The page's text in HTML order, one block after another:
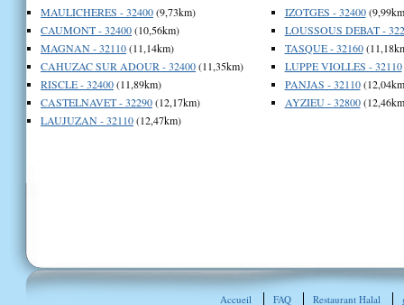
MAULICHERES - 32400(9,73km)
CAUMONT - 32400(10,56km)
MAGNAN - 32110(11,14km)
CAHUZAC SUR ADOUR - 32400(11,35km)
RISCLE - 32400(11,89km)
CASTELNAVET - 32290(12,17km)
LAUJUZAN - 32110(12,47km)
IZOTGES - 32400
LOUSSOUS DEBAT -
TASQUE - 32160
LUPPE VIOLLES - 32110
PANJAS - 32110
AYZIEU - 32800
Accueil FAQ Restaurant Halal